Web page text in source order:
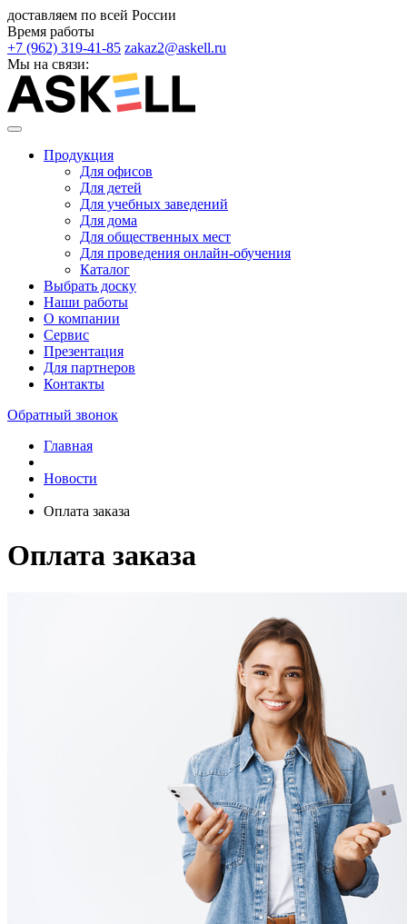
доставляем по всей России
Время работы
+7 (962) 319-41-85 zakaz2@askell.ru
Мы на связи:
Продукция
Для офисов
Для детей
Для учебных заведений
Для дома
Для общественных мест
Для проведения онлайн-обучения
Каталог
Выбрать доску
Наши работы
О компании
Сервис
Презентация
Для партнеров
Контакты
Обратный звонок
Главная
Новости
Оплата заказа
Оплата заказа